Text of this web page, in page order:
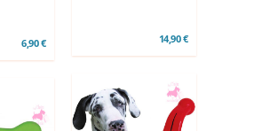
6,90 € 14,90 €